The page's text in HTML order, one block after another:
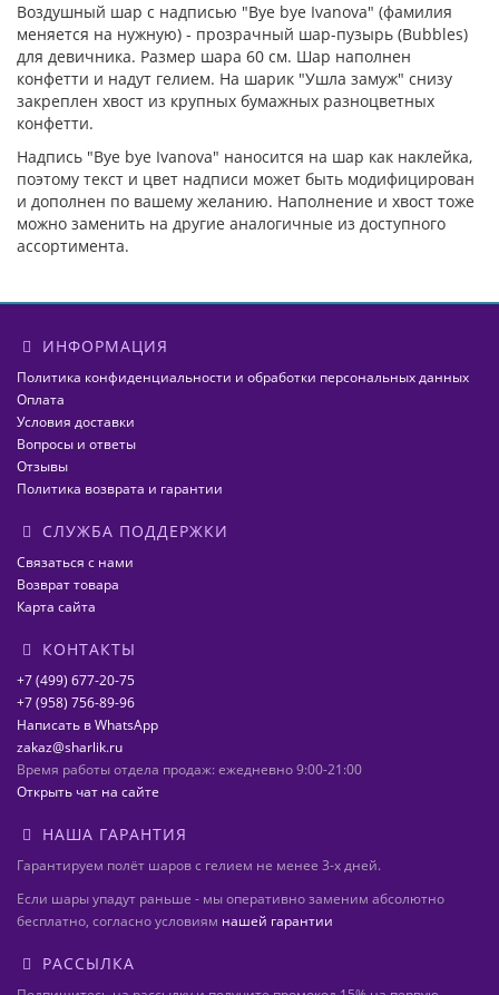
Воздушный шар с надписью "Bye bye Ivanova" (фамилия
меняется на нужную) - прозрачный шар-пузырь (Bubbles)
для девичника. Размер шара 60 см. Шар наполнен
конфетти и надут гелием. На шарик "Ушла замуж" снизу
закреплен хвост из крупных бумажных разноцветных
конфетти.
Надпись "Bye bye Ivanova" наносится на шар как наклейка,
поэтому текст и цвет надписи может быть модифицирован
и дополнен по вашему желанию. Наполнение и хвост тоже
можно заменить на другие аналогичные из доступного
ассортимента.
ИНФОРМАЦИЯ
Политика конфиденциальности и обработки персональных данных
Оплата
Условия доставки
Вопросы и ответы
Отзывы
Политика возврата и гарантии
СЛУЖБА ПОДДЕРЖКИ
Связаться с нами
Возврат товара
Карта сайта
КОНТАКТЫ
+7 (499) 677-20-75
+7 (958) 756-89-96
Написать в WhatsApp
zakaz@sharlik.ru
Время работы отдела продаж: ежедневно 9:00-21:00
Открыть чат на сайте
НАША ГАРАНТИЯ
Гарантируем полёт шаров с гелием не менее 3-х дней.
Если шары упадут раньше - мы оперативно заменим абсолютно
бесплатно, согласно условиям нашей гарантии
РАССЫЛКА